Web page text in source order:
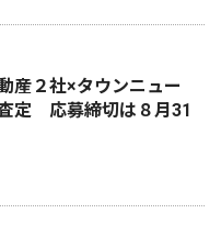
産２社×タウンニュー
定 応募締切は８月31